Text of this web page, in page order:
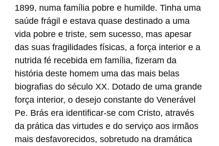
1899, numa família pobre e humilde. Tinha uma
saúde frágil e estava quase destinado a uma
vida pobre e triste, sem sucesso, mas apesar
das suas fragilidades físicas, a força interior e a
nutrida fé recebida em família, fizeram da
história deste homem uma das mais belas
biografias do século XX. Dotado de uma grande
força interior, o desejo constante do Venerável
Pe. Brás era identificar-se com Cristo, através
da prática das virtudes e do serviço aos irmãos
mais desfavorecidos, sobretudo na dramática